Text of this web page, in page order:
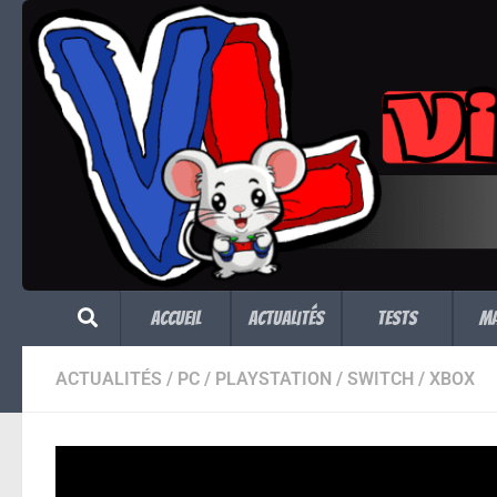
Skip to content
Accueil Actualités Tests
ACTUALITÉS / PC / PLAYSTATION / SWITCH / XBOX